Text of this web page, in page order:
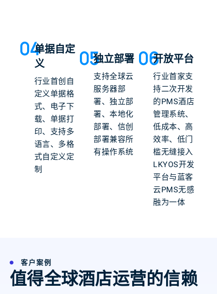
04单据自定
义
行业首创自
定义单据格
式、电子下
载、单据打
印、支持多
语言、多格
式自定义定
制
05独立部署
支持全球云
服务器部
署、独立部
署、本地化
部署、信创
部署兼容所
有操作系统
06开放平台
行业首家支
持二次开发
的PMS酒店
管理系统、
低成本、高
效率、低门
槛无缝接入
LKYOS开发
平台与蓝客
云PMS无感
融为一体
客户案例
值得全球酒店运营的信赖